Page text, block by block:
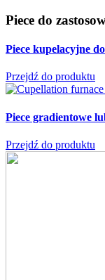
Piece do
Piece kupelacyjne
Przejdź do produktu
Piece gradientowe
Przejdź do produktu